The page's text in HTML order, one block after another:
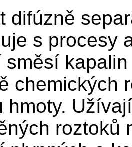
difúzně
s procesy
směsí
chemických
hmoty.
roztoků